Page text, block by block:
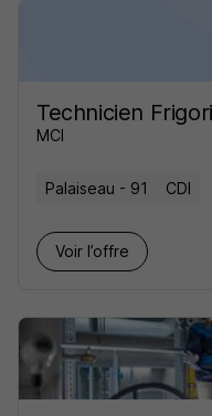
Technicien
MCI
Palaiseau - 91 CDI
Voir l’offre